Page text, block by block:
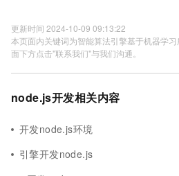
更新时间 2024-10-09 09:13:22
本页面内关键词为智能算法引擎基于机器学
面下方点击"联系我们"与我们沟通。
node.js开发相关内容
开发node.js环境
引擎开发node.js